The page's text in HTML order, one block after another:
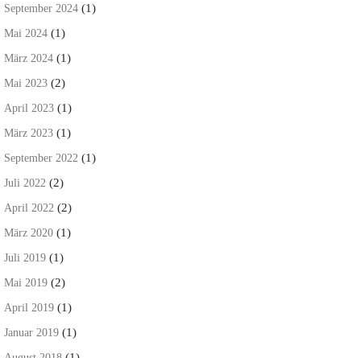
September 2024 (1)
Mai 2024 (1)
März 2024 (1)
Mai 2023 (2)
April 2023 (1)
März 2023 (1)
September 2022 (1)
Juli 2022 (2)
April 2022 (2)
März 2020 (1)
Juli 2019 (1)
Mai 2019 (2)
April 2019 (1)
Januar 2019 (1)